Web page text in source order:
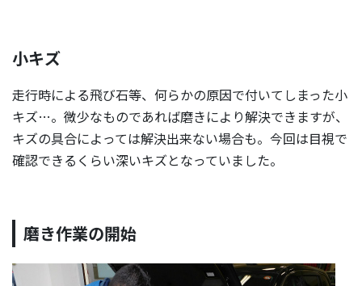
小キズ
走行時による飛び石等、何らかの原因で付いてしまった小
キズ…。微少なものであれば磨きにより解決できますが、
キズの具合によっては解決出来ない場合も。今回は目視で
確認できるくらい深いキズとなっていました。
磨き作業の開始